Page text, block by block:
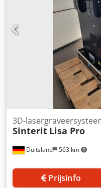
Duitsland 563 km
3D-
Sinterit Lisa Pro
Prijsinfo